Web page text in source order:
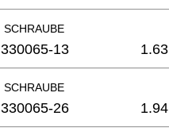
SCHRAUBE
330065-13 1.63
SCHRAUBE
330065-26 1.94